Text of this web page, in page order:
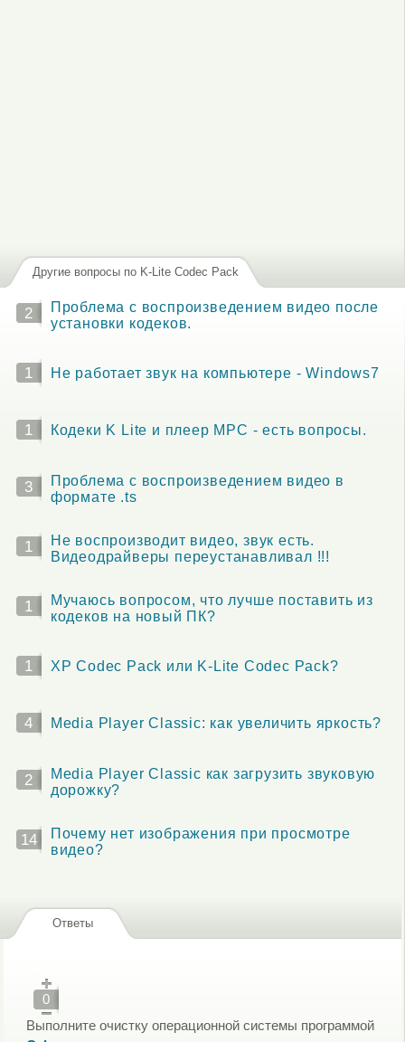
Другие вопросы по K-Lite Codec Pack
2
Проблема с воспроизведением видео после
установки кодеков.
1 Не работает звук на компьютере - Windows7
1 Кодеки K Lite и плеер MPC - есть вопросы.
3
Проблема с воспроизведением видео в
формате .ts
1
Не воспроизводит видео, звук есть.
Видеодрайверы переустанавливал !!!
1
Мучаюсь вопросом, что лучше поставить из
кодеков на новый ПК?
1 XP Codec Pack или K-Lite Codec Pack?
4 Media Player Classic: как увеличить яркость?
2
Media Player Classic как загрузить звуковую
дорожку?
14
Почему нет изображения при просмотре
видео?
Ответы
0
Выполните очистку операционной системы программой